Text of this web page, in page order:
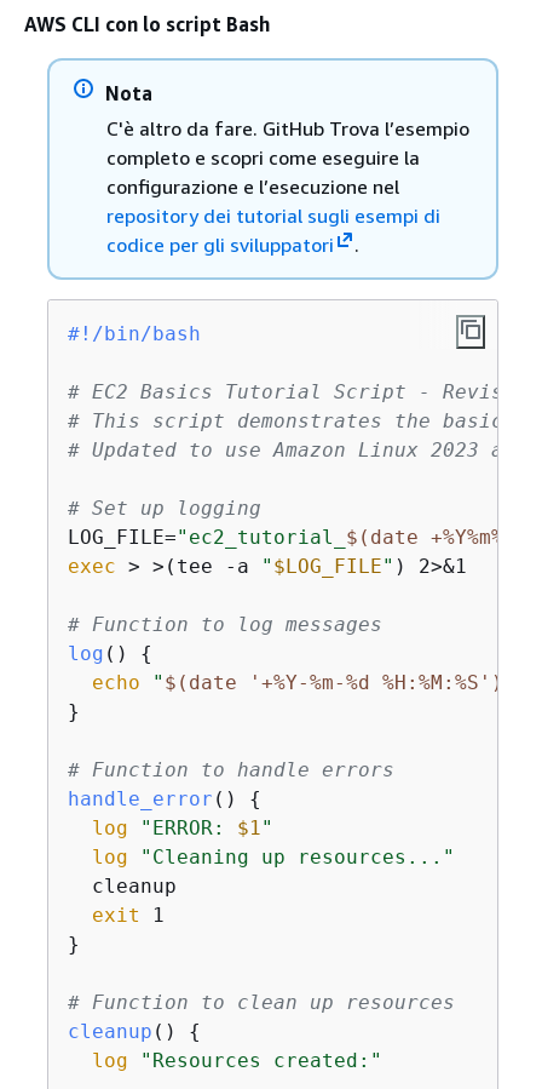
AWS CLI con lo script Bash
Nota
C'è altro da fare. GitHub Trova l’esempio
completo e scopri come eseguire la
configurazione e l’esecuzione nel
repository dei tutorial sugli esempi di
codice per gli sviluppatori
.
#!/bin/bash
# EC2 Basics Tutorial Script - Revised
# This script demonstrates the basics
# Updated to use Amazon Linux 2023
# Set up logging
LOG_FILE="ec2_tutorial_ $(date
exec > >(tee -a " $LOG_FILE" ) 2>&1
# Function to log messages
log () {
echo
" $(date '+%Y-%m-%d %H:%M:%S')
}
# Function to handle errors
handle_error () {
log
"ERROR: $1"
log
"Cleaning up resources..."
  cleanup
exit 1
}
# Function to clean up resources
cleanup () {
log
"Resources created:"